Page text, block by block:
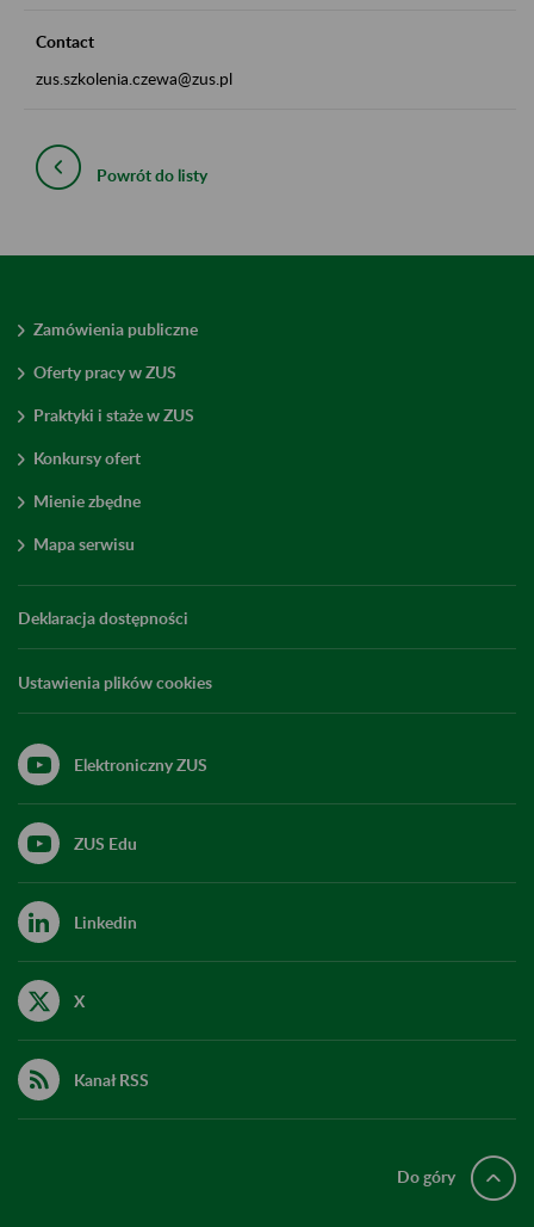
Contact
zus.szkolenia.czewa@zus.pl
Powrót do listy
Zamówienia publiczne
Oferty pracy w ZUS
Praktyki i staże w ZUS
Konkursy ofert
Mienie zbędne
Mapa serwisu
Deklaracja dostępności
Ustawienia plików cookies
Elektroniczny ZUS
ZUS Edu
Linkedin
X
Kanał RSS
Do góry